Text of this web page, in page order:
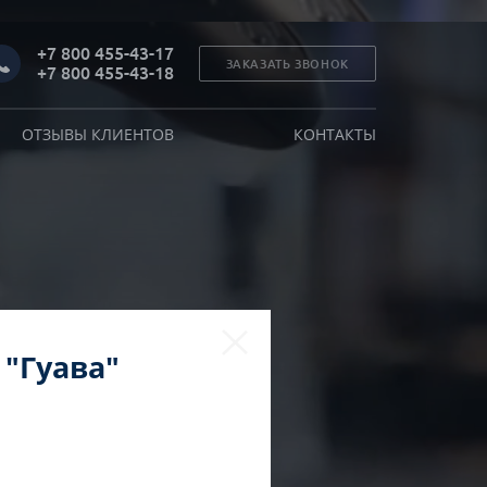
+7 800 455-43-17
+7 800 455-43-18
ЗАКАЗАТЬ ЗВОНОК
ОТЗЫВЫ КЛИЕНТОВ КОНТАКТЫ